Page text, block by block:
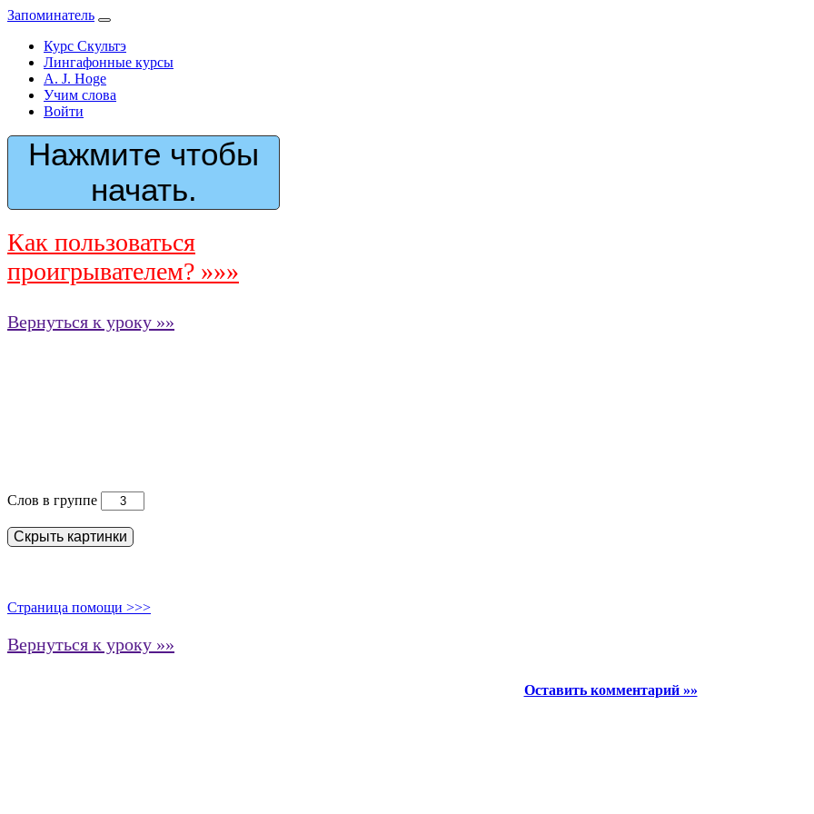
Запоминатель
Курс Скультэ
Лингафонные курсы
A. J. Hoge
Учим слова
Войти
Нажмите чтобы
начать.
Как пользоваться
проигрывателем? »»»
Вернуться к уроку »»
Слов в группе
Скрыть картинки
Страница помощи >>>
Вернуться к уроку »»
Оставить комментарий »»